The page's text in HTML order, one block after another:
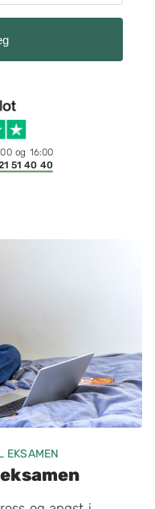
og 16:00
51 40 40
EKSAMEN